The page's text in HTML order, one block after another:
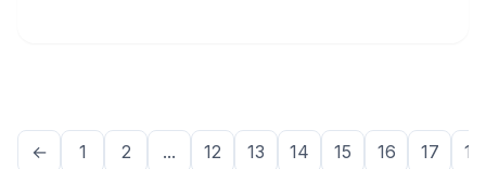
← 1 2 ... 12 13 14 15 16 17 18